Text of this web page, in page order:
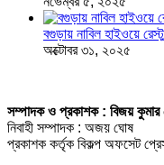
বগুড়ায় নাবিল হাইওয়ে
অক্টোবর ৩১, ২০২৫
সম্পাদক ও প্রকাশক : বিজয় কুমার
নিবাহী সম্পাদক : অজয় ঘোষ
প্রকাশক কর্তৃক বিকল্প অফসেট